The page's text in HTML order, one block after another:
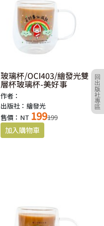
回
出
版
社
專
區
玻璃杯/OCI403/繪發光雙
層杯玻璃杯-美好事
作者：
出版社：繪發光
售價：NT 199199